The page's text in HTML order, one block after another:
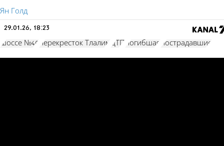
Ян Голд
29.01.26, 18:23
шоссе №40 перекресток Тлалим ДТП погибшая пострадавшие